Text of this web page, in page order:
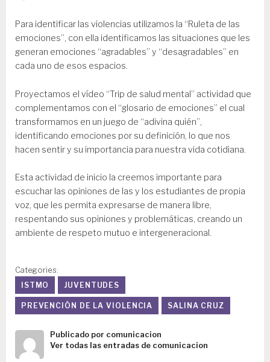
Para identificar las violencias utilizamos la “Ruleta de las
emociones”, con ella identificamos las situaciones que les
generan emociones “agradables” y “desagradables” en
cada uno de esos espacios.
Proyectamos el vídeo “Trip de salud mental” actividad que
complementamos con el “glosario de emociones” el cual
transformamos en un juego de “adivina quién”,
identificando emociones por su definición, lo que nos
hacen sentir y su importancia para nuestra vida cotidiana.
Esta actividad de inicio la creemos importante para
escuchar las opiniones de las y los estudiantes de propia
voz, que les permita expresarse de manera libre,
respentando sus opiniones y problemáticas, creando un
ambiente de respeto mutuo e intergeneracional.
Categories:
ISTMO
JUVENTUDES
PREVENCIÓN DE LA VIOLENCIA SALINA CRUZ
Publicado por comunicacion
Ver todas las entradas de comunicacion